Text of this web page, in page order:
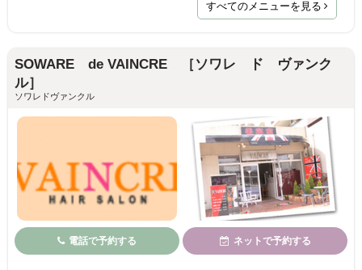
すべてのメニューを見る
SOWARE de VAINCRE ［ソワレ ド ヴァンク
ル］
ソワレドヴァンクル
電話で予約する ネットで予約する